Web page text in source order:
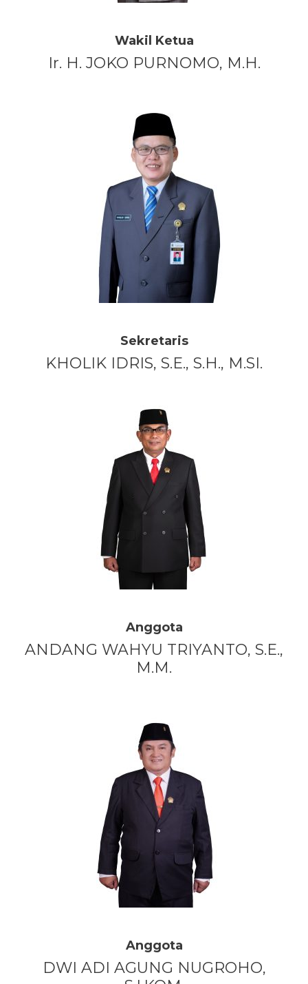
Wakil Ketua
Ir. H. JOKO PURNOMO, M.H.
Sekretaris
KHOLIK IDRIS, S.E., S.H., M.SI.
Anggota
ANDANG WAHYU TRIYANTO, S.E.,
M.M.
Anggota
DWI ADI AGUNG NUGROHO,